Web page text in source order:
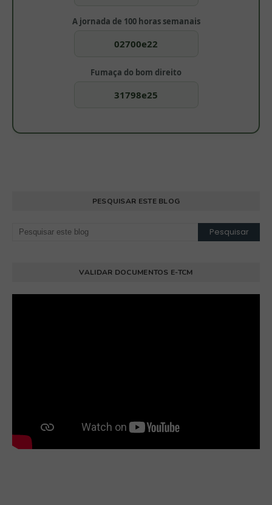
A jornada de 100 horas semanais
02700e22
Fumaça do bom direito
31798e25
PESQUISAR ESTE BLOG
VALIDAR DOCUMENTOS E-TCM